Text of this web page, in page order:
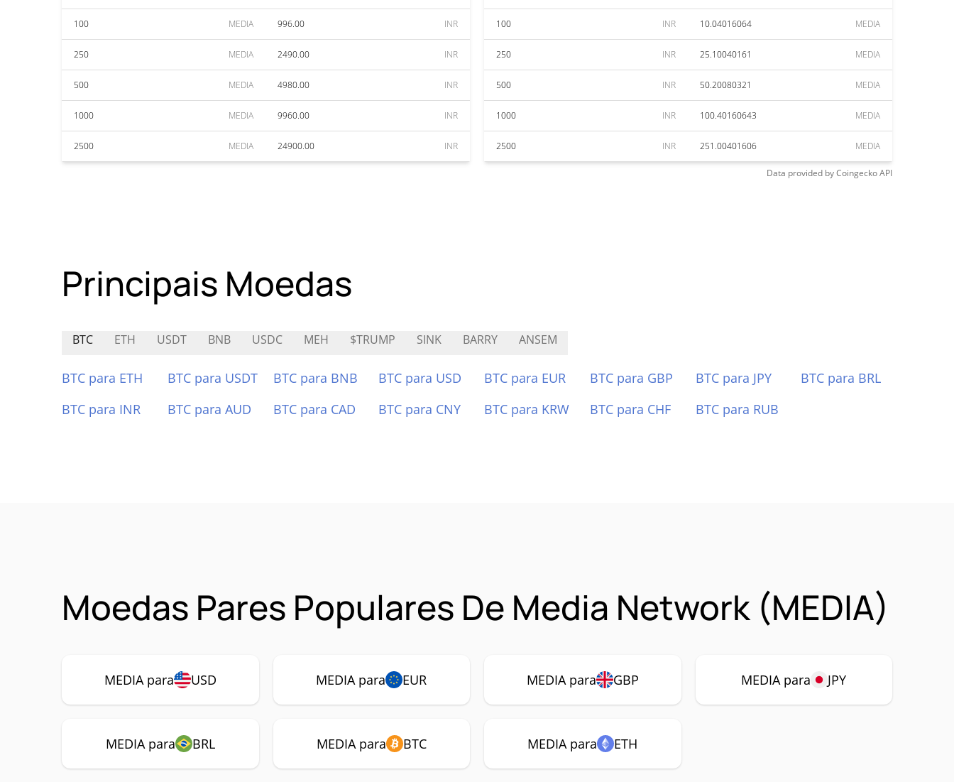
100 MEDIA 996.00 INR
250 MEDIA 2490.00 INR
500 MEDIA 4980.00 INR
1000 MEDIA 9960.00 INR
2500 MEDIA 24900.00 INR
100 INR 10.04016064 MEDIA
250 INR 25.10040161 MEDIA
500 INR 50.20080321 MEDIA
1000 INR 100.40160643 MEDIA
2500 INR 251.00401606 MEDIA
Data provided byCoingeckoAPI
Principais Moedas
BTC ETH USDT BNB USDC MEH $TRUMP SINK BARRY ANSEM
BTC para ETH BTC para USDT BTC para BNB BTC para USD BTC para EUR BTC para GBP BTC para JPY
BTC para BRL
BTC para INR
BTC para AUD BTC para CAD BTC para CNY BTC para KRW BTC para CHF BTC para RUB
Moedas Pares Populares De Media Network (MEDIA)
MEDIA para USD MEDIA para EUR MEDIA para GBP MEDIA para JPY
MEDIA para BRL MEDIA para BTC MEDIA para ETH